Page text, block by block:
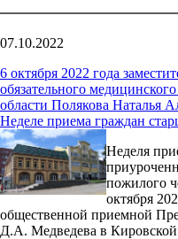
07.10.2022
6 октября 2022 года
обязательного
области Полякова Наталья
Неделе приема граждан
Неделя
пожилого
октября
общественной приемной
Д.А. Медведева в Кировской